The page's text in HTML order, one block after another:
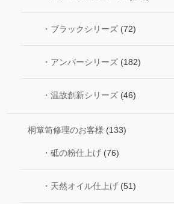
・ブラックシリーズ (72)
・アンバーシリーズ (182)
・温故創新シリーズ (46)
桐箪笥修理のお客様 (133)
・砥の粉仕上げ (76)
・天然オイル仕上げ (51)